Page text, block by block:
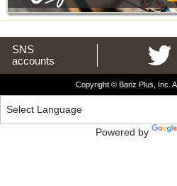
SNS
accounts
Copyright © Banz Plus, Inc.
Powered by